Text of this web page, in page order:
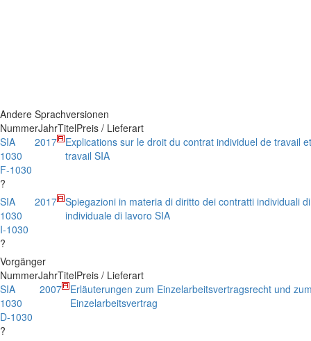
Andere Sprachversionen
NummerJahrTitelPreis / Lieferart
SIA
1030
F-1030
?
2017
Explications sur le droit du contrat individuel de travail
travail SIA
SIA
1030
I-1030
?
2017 Spiegazioni in materia di diritto dei contratti individuali
individuale di lavoro SIA
Vorgänger
NummerJahrTitelPreis / Lieferart
SIA
1030
D-1030
?
2007
Erläuterungen zum Einzelarbeitsvertragsrecht und
Einzelarbeitsvertrag